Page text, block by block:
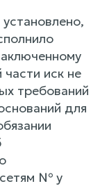
иск не
требований
для
сетям № у